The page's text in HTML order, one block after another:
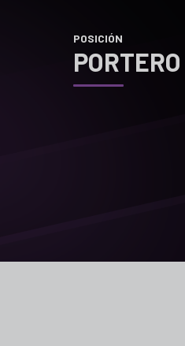
POSICIÓN
PORTERO